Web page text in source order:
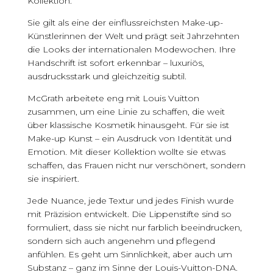
Sie gilt als eine der einflussreichsten Make-up-
Künstlerinnen der Welt und prägt seit Jahrzehnten
die Looks der internationalen Modewochen. Ihre
Handschrift ist sofort erkennbar – luxuriös,
ausdrucksstark und gleichzeitig subtil.
McGrath arbeitete eng mit Louis Vuitton
zusammen, um eine Linie zu schaffen, die weit
über klassische Kosmetik hinausgeht. Für sie ist
Make-up Kunst – ein Ausdruck von Identität und
Emotion. Mit dieser Kollektion wollte sie etwas
schaffen, das Frauen nicht nur verschönert, sondern
sie inspiriert.
Jede Nuance, jede Textur und jedes Finish wurde
mit Präzision entwickelt. Die Lippenstifte sind so
formuliert, dass sie nicht nur farblich beeindrucken,
sondern sich auch angenehm und pflegend
anfühlen. Es geht um Sinnlichkeit, aber auch um
Substanz – ganz im Sinne der Louis-Vuitton-DNA.